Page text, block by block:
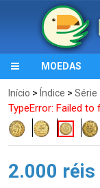
MOEDAS
Início > Índice > Série
TypeError: Failed to
2.000